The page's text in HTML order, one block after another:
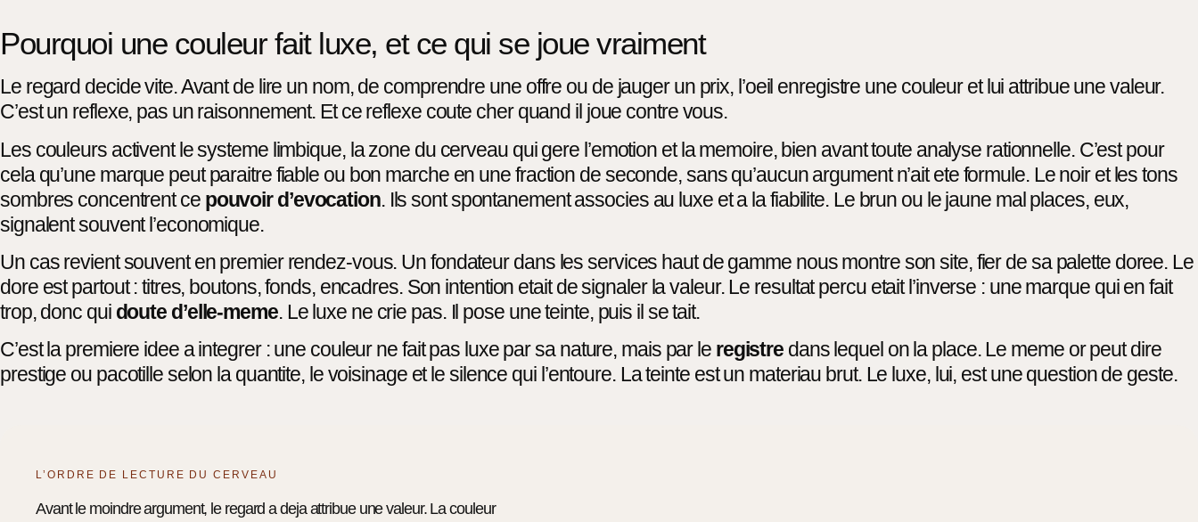
Pourquoi une couleur fait luxe, et ce qui se joue vraiment
Le regard decide vite. Avant de lire un nom, de comprendre une offre ou de jauger un prix, l’oeil enregistre une couleur et lui attribue une valeur.
C’est un reflexe, pas un raisonnement. Et ce reflexe coute cher quand il joue contre vous.
Les couleurs activent le systeme limbique, la zone du cerveau qui gere l’emotion et la memoire, bien avant toute analyse rationnelle. C’est pour
cela qu’une marque peut paraitre fiable ou bon marche en une fraction de seconde, sans qu’aucun argument n’ait ete formule. Le noir et les tons
sombres concentrent ce pouvoir d’evocation. Ils sont spontanement associes au luxe et a la fiabilite. Le brun ou le jaune mal places, eux,
signalent souvent l’economique.
Un cas revient souvent en premier rendez-vous. Un fondateur dans les services haut de gamme nous montre son site, fier de sa palette doree. Le
dore est partout : titres, boutons, fonds, encadres. Son intention etait de signaler la valeur. Le resultat percu etait l’inverse : une marque qui en fait
trop, donc qui doute d’elle-meme. Le luxe ne crie pas. Il pose une teinte, puis il se tait.
C’est la premiere idee a integrer : une couleur ne fait pas luxe par sa nature, mais par le registre dans lequel on la place. Le meme or peut dire
prestige ou pacotille selon la quantite, le voisinage et le silence qui l’entoure. La teinte est un materiau brut. Le luxe, lui, est une question de geste.
L’ORDRE DE LECTURE DU CERVEAU
Avant le moindre argument, le regard a deja attribue une valeur. La couleur